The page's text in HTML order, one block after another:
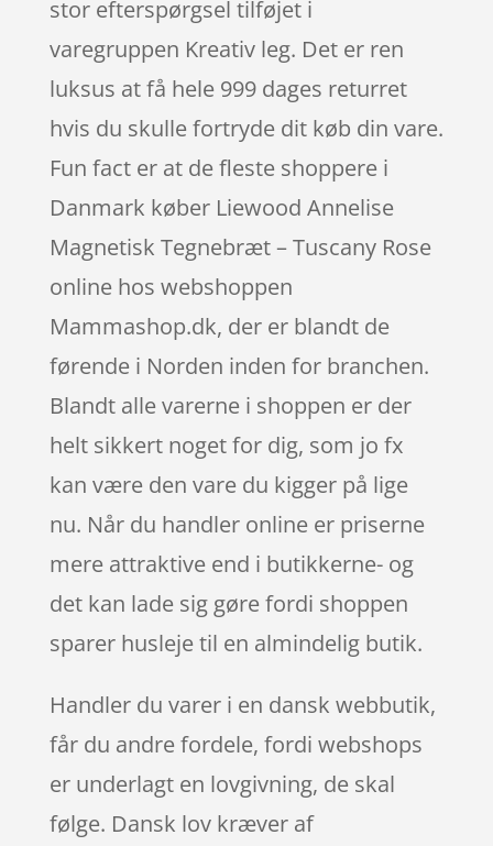
stor efterspørgsel tilføjet i
varegruppen Kreativ leg. Det er ren
luksus at få hele 999 dages returret
hvis du skulle fortryde dit køb din vare.
Fun fact er at de fleste shoppere i
Danmark køber Liewood Annelise
Magnetisk Tegnebræt – Tuscany Rose
online hos webshoppen
Mammashop.dk, der er blandt de
førende i Norden inden for branchen.
Blandt alle varerne i shoppen er der
helt sikkert noget for dig, som jo fx
kan være den vare du kigger på lige
nu. Når du handler online er priserne
mere attraktive end i butikkerne- og
det kan lade sig gøre fordi shoppen
sparer husleje til en almindelig butik.
Handler du varer i en dansk webbutik,
får du andre fordele, fordi webshops
er underlagt en lovgivning, de skal
følge. Dansk lov kræver af